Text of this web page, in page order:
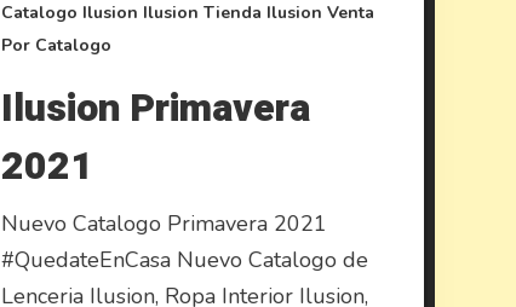
Catalogo Ilusion Ilusion Tienda Ilusion Venta
Por Catalogo
Ilusion Primavera
2021
Nuevo Catalogo Primavera 2021
#QuedateEnCasa Nuevo Catalogo de
Lenceria Ilusion, Ropa Interior Ilusion,